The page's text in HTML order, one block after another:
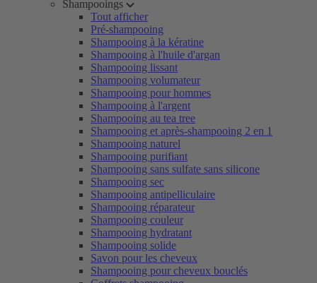
Shampooings
Tout afficher
Pré-shampooing
Shampooing à la kératine
Shampooing à l'huile d'argan
Shampooing lissant
Shampooing volumateur
Shampooing pour hommes
Shampooing à l'argent
Shampooing au tea tree
Shampooing et après-shampooing 2 en 1
Shampooing naturel
Shampooing purifiant
Shampooing sans sulfate sans silicone
Shampooing sec
Shampooing antipelliculaire
Shampooing réparateur
Shampooing couleur
Shampooing hydratant
Shampooing solide
Savon pour les cheveux
Shampooing pour cheveux bouclés